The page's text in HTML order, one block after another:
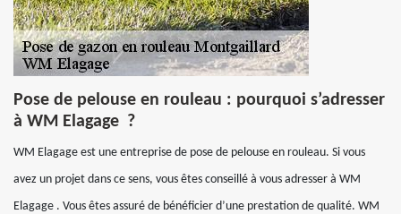
Pose de pelouse en rouleau : pourquoi s’adresser
à WM Elagage ?
WM Elagage est une entreprise de pose de pelouse en rouleau. Si vous
avez un projet dans ce sens, vous êtes conseillé à vous adresser à WM
Elagage . Vous êtes assuré de bénéficier d’une prestation de qualité. WM